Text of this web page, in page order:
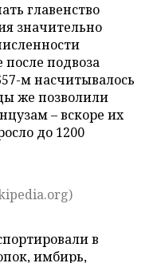
главенство
значительно
подвоза
м насчитывалось
же позволили
– вскоре их
до 1200
в
имбирь,